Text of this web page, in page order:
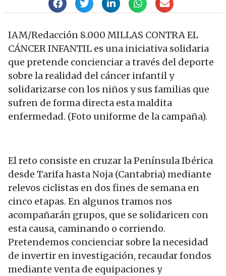
IAM/Redacción 8.000 MILLAS CONTRA EL
CÁNCER INFANTIL es una iniciativa solidaria
que pretende concienciar a través del deporte
sobre la realidad del cáncer infantil y
solidarizarse con los niños y sus familias que
sufren de forma directa esta maldita
enfermedad. (Foto uniforme de la campaña).
El reto consiste en cruzar la Península Ibérica
desde Tarifa hasta Noja (Cantabria) mediante
relevos ciclistas en dos fines de semana en
cinco etapas. En algunos tramos nos
acompañarán grupos, que se solidaricen con
esta causa, caminando o corriendo.
Pretendemos concienciar sobre la necesidad
de invertir en investigación, recaudar fondos
mediante venta de equipaciones y